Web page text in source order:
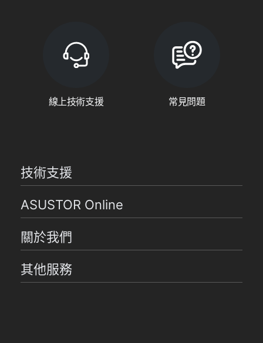
線上技術支援 常見問題
技術支援
ASUSTOR Online
關於我們
其他服務